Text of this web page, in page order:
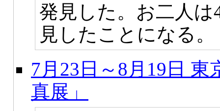
発見した。お二人
見したことになる。
7月23日～8月19日
真展」